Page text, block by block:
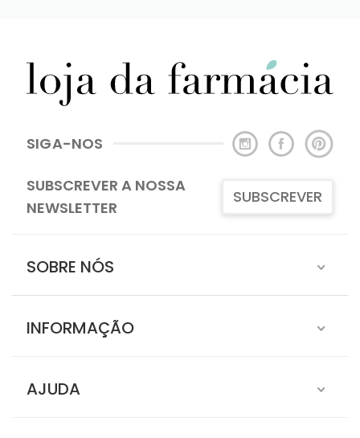
SIGA-NOS
SUBSCREVER A NOSSA
NEWSLETTER
SUBSCREVER
SOBRE NÓS
INFORMAÇÃO
AJUDA